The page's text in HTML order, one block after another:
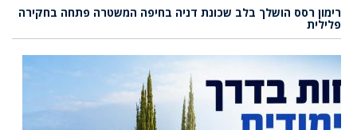
רימון רסס הושלך בלב שכונת דניה בחיפה המשטרה פתחה בחקירה
פלילית